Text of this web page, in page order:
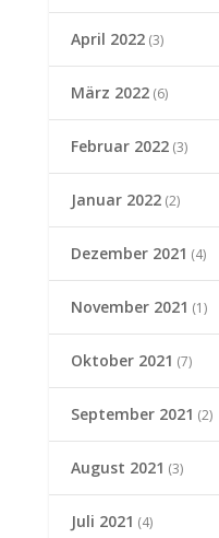
April 2022(3)
März 2022(6)
Februar 2022(3)
Januar 2022(2)
Dezember 2021 (4)
November 2021 (1)
Oktober 2021 (7)
September 2021 (2)
August 2021 (3)
Juli 2021 (4)